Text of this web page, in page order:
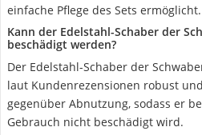
einfache Pflege des Sets ermöglicht.
Kann der Edelstahl-Schaber der
beschädigt werden?
Der Edelstahl-Schaber der
laut Kundenrezensionen robust
gegenüber Abnutzung, sodass er
Gebrauch nicht beschädigt wird.